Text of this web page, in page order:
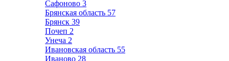
Сафоново 3
Брянская область 57
Брянск 39
Почеп 2
Унеча 2
Ивановская область 55
Иваново 28